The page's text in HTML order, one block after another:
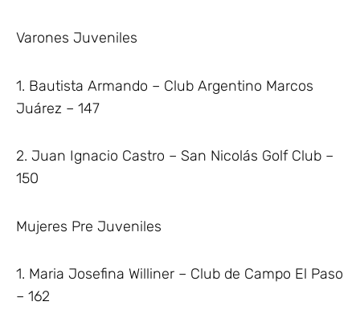
Varones Juveniles
1. Bautista Armando – Club Argentino Marcos
Juárez – 147
2. Juan Ignacio Castro – San Nicolás Golf Club –
150
Mujeres Pre Juveniles
1. Maria Josefina Williner – Club de Campo El Paso
– 162